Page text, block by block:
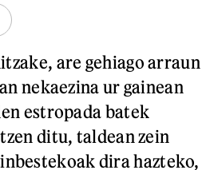
are gehiago arraun
nekaezina ur gainean
estropada batek
ditu, taldean zein
dira hazteko,